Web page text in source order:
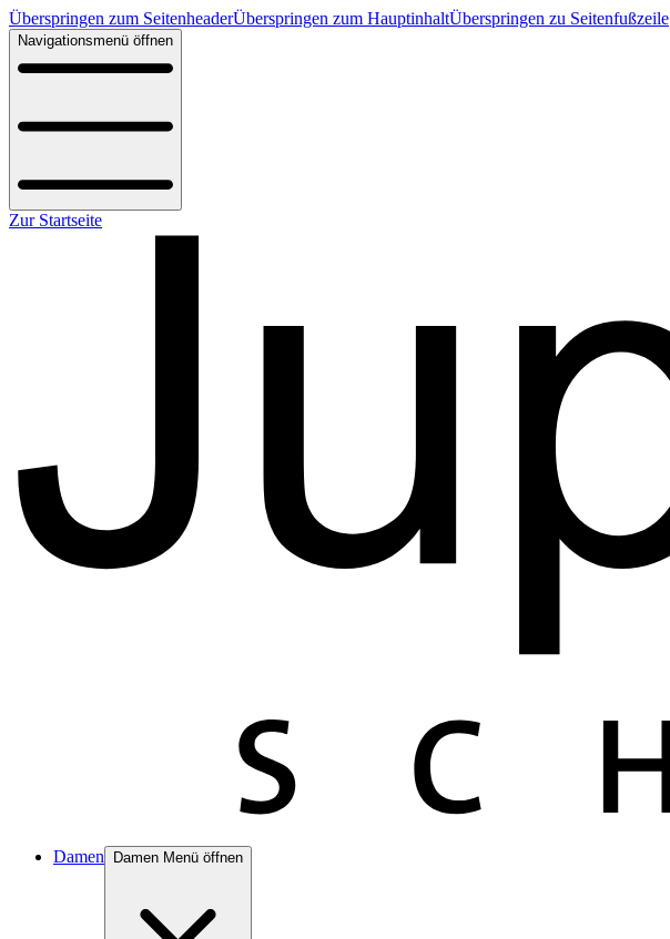
Überspringen zum SeitenheaderÜberspringen zum HauptinhaltÜberspringen zu Seitenfußzeile
Navigationsmenü öffnen
Zur Startseite
Damen Damen Menü öffnen